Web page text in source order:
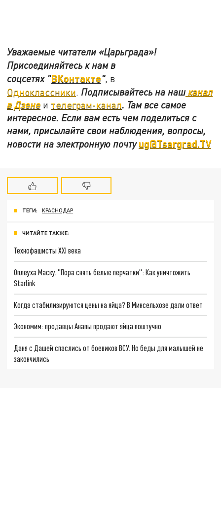
Уважаемые читатели «Царьграда»!
Присоединяйтесь к нам в
соцсетях "ВКонтакте", в
Одноклассники. Подписывайтесь на нашканал
в Дзене и телеграм-канал. Там все самое
интересное. Если вам есть чем поделиться с
нами, присылайте свои наблюдения, вопросы,
новости на электронную почтуug@Tsargrad.TV
ТЕГИ: КРАСНОДАР
ЧИТАЙТЕ ТАКЖЕ:
Технофашисты XXI века
Оплеуха Маску. "Пора снять белые перчатки": Как уничтожить
Starlink
Когда стабилизируются цены на яйца? В Минсельхозе дали ответ
Экономим: продавцы Анапы продают яйца поштучно
Даня с Дашей спаслись от боевиков ВСУ. Но беды для малышей не
закончились